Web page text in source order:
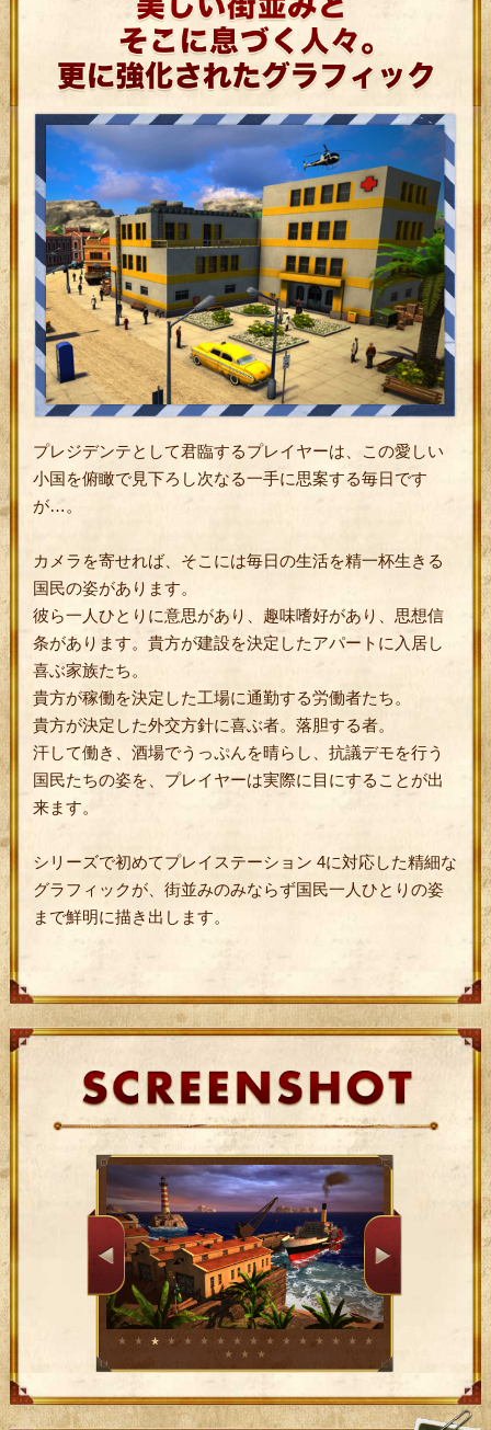
プレジデンテとして君臨するプレイヤーは、この愛しい
小国を俯瞰で見下ろし次なる一手に思案する毎日です
が…。
カメラを寄せれば、そこには毎日の生活を精一杯生きる
国民の姿があります。
彼ら一人ひとりに意思があり、趣味嗜好があり、思想信
条があります。貴方が建設を決定したアパートに入居し
喜ぶ家族たち。
貴方が稼働を決定した工場に通勤する労働者たち。
貴方が決定した外交方針に喜ぶ者。落胆する者。
汗して働き、酒場でうっぷんを晴らし、抗議デモを行う
国民たちの姿を、プレイヤーは実際に目にすることが出
来ます。
シリーズで初めてプレイステーション 4に対応した精細な
グラフィックが、街並みのみならず国民一人ひとりの姿
まで鮮明に描き出します。